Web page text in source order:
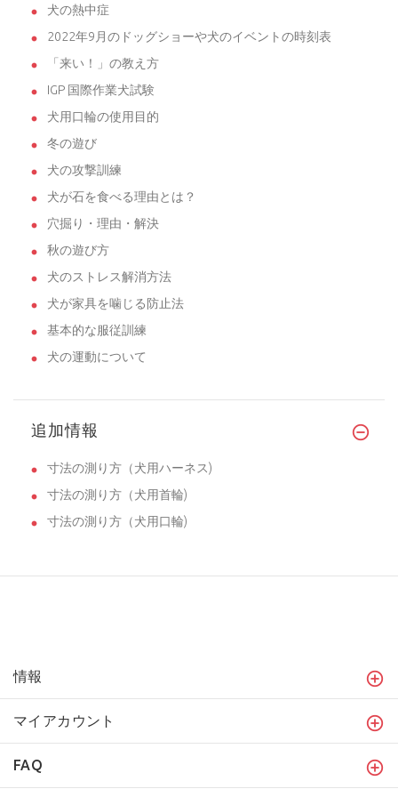
犬の熱中症
2022年9月のドッグショーや犬のイベントの時刻表
「来い！」の教え方
IGP 国際作業犬試験
犬用口輪の使用目的
冬の遊び
犬の攻撃訓練
犬が石を食べる理由とは？
穴掘り・理由・解決
秋の遊び方
犬のストレス解消方法
犬が家具を噛じる防止法
基本的な服従訓練
犬の運動について
追加情報
寸法の測り方（犬用ハーネス)
寸法の測り方（犬用首輪)
寸法の測り方（犬用口輪)
情報
マイアカウント
FAQ